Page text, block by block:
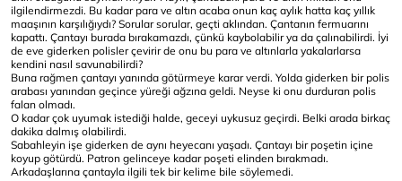
ilgilendirmezdi. Bu kadar para ve altın acaba onun kaç aylık hatta kaç yıllık
maaşının karşılığıydı? Sorular sorular, geçti aklından. Çantanın fermuarını
kapattı. Çantayı burada bırakamazdı, çünkü kaybolabilir ya da çalınabilirdi. İyi
de eve giderken polisler çevirir de onu bu para ve altınlarla yakalarlarsa
kendini nasıl savunabilirdi?
Buna rağmen çantayı yanında götürmeye karar verdi. Yolda giderken bir polis
arabası yanından geçince yüreği ağzına geldi. Neyse ki onu durduran polis
falan olmadı.
O kadar çok uyumak istediği halde, geceyi uykusuz geçirdi. Belki arada birkaç
dakika dalmış olabilirdi.
Sabahleyin işe giderken de aynı heyecanı yaşadı. Çantayı bir poşetin içine
koyup götürdü. Patron gelinceye kadar poşeti elinden bırakmadı.
Arkadaşlarına çantayla ilgili tek bir kelime bile söylemedi.